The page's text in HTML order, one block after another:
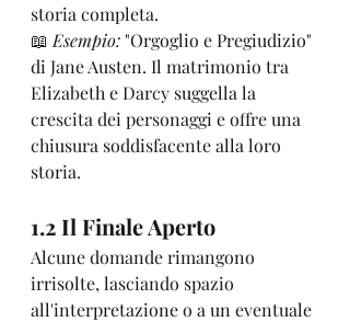
storia completa.
📖 Esempio: "Orgoglio e Pregiudizio"
di Jane Austen. Il matrimonio tra
Elizabeth e Darcy suggella la
crescita dei personaggi e offre una
chiusura soddisfacente alla loro
storia.
1.2 Il Finale Aperto
Alcune domande rimangono
irrisolte, lasciando spazio
all'interpretazione o a un eventuale